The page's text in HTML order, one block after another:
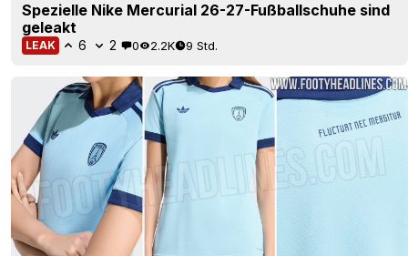
Spezielle Nike Mercurial 26-27-Fußballschuhe sind
geleakt
LEAK 6 2 0 2.2K 9 Std.